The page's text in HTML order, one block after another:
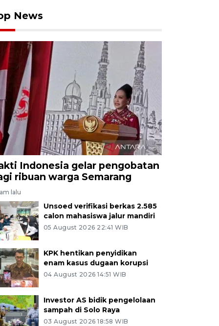
News
Indonesia gelar pengobatan
ribuan warga Semarang
lalu
Unsoed verifikasi berkas 2.585
calon mahasiswa jalur mandiri
05 August 2026 22:41 WIB
KPK hentikan penyidikan
enam kasus dugaan korupsi
04 August 2026 14:51 WIB
Investor AS bidik pengelolaan
sampah di Solo Raya
03 August 2026 18:58 WIB